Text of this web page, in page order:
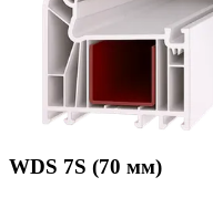
WDS 7S (70 мм)